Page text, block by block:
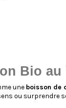
Bio au
une boisson de
ou surprendre